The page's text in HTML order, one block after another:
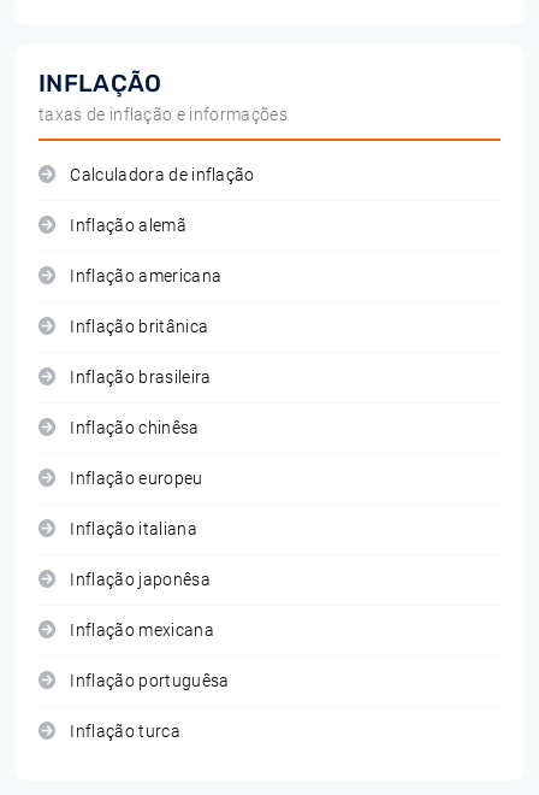
INFLAÇÃO
taxas de inflação e informações
Calculadora de inflação
Inflação alemã
Inflação americana
Inflação britânica
Inflação brasileira
Inflação chinêsa
Inflação europeu
Inflação italiana
Inflação japonêsa
Inflação mexicana
Inflação portuguêsa
Inflação turca